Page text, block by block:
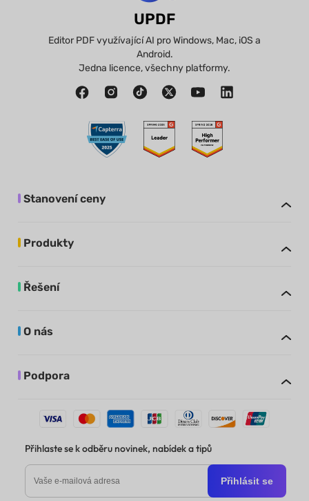
UPDF
Editor PDF využívající AI pro Windows, Mac, iOS a
Android.
Jedna licence, všechny platformy.
Stanovení ceny
Produkty
Řešení
O nás
Podpora
Přihlaste se k odběru novinek, nabídek a tipů
Přihlásit se